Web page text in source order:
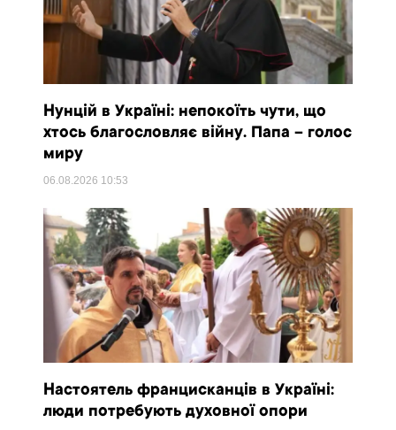
Нунцій в Україні: непокоїть чути, що
хтось благословляє війну. Папа – голос
миру
06.08.2026 10:53
Настоятель францисканців в Україні:
люди потребують духовної опори